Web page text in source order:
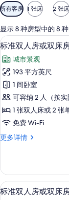
可
用
的
客
房
筛
选
条
件
所有客房 1 张床 2 张床
显示 8 种房型中的 8 种
显
示
标
准
双
人
房
双
房
的
所
12
标准双人房或双床
城市景观
193 平方英尺
1 间卧室
可容纳 2 人（按实
1 张双人床或 2 张
免费 Wi-Fi
更多详情
标
房
或
双
显18
标准双人房或双床